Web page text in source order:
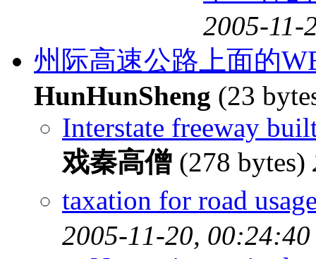
2005-11-
州际高速公路上面的
HunHunSheng (23
Interstate freeway
戏秦高僧 (278 bytes)
taxation for road
2005-11-20, 00:24:40